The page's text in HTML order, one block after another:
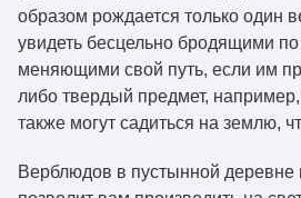
образом рождается только один
увидеть бесцельно бродящими
меняющими свой путь, если им
либо твердый предмет,
также могут садиться на землю,
Верблюдов в пустынной деревне